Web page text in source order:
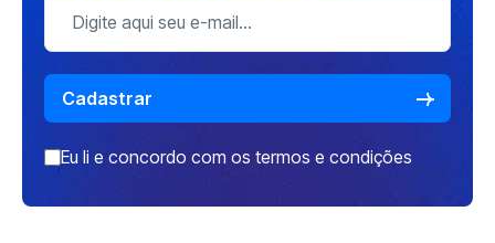
Eu li e concordo com os termos e condições